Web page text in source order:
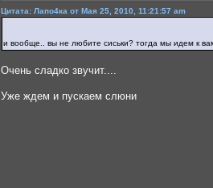
Цитата: Лапо4ка от Мая 25, 2010, 11:21:57 am
и вообще.. вы не любите сиськи? тогда мы идем к
Очень сладко звучит....
Уже ждем и пускаем слюни